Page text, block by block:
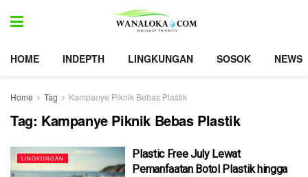
HOME INDEPTH LINGKUNGAN SOSOK NEWS
Home Tag Kampanye Piknik Bebas Plastik
Tag: Kampanye Piknik Bebas Plastik
LINGKUNGAN
Plastic Free July Lewat
Pemanfaatan Botol Plastik hingga